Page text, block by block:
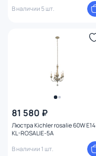
В наличии 5 шт.
81 580 ₽
Люстра Kichler rosalie 60W E14
KL-ROSALIE-5A
В наличии 1 шт.